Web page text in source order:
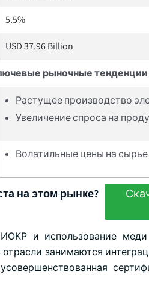
5.5%
USD 37.96 Billion
рыночные тенденции
Растущее производство
Увеличение спроса на
Волатильные цены на сырье
на этом рынке?
и использование
занимаются